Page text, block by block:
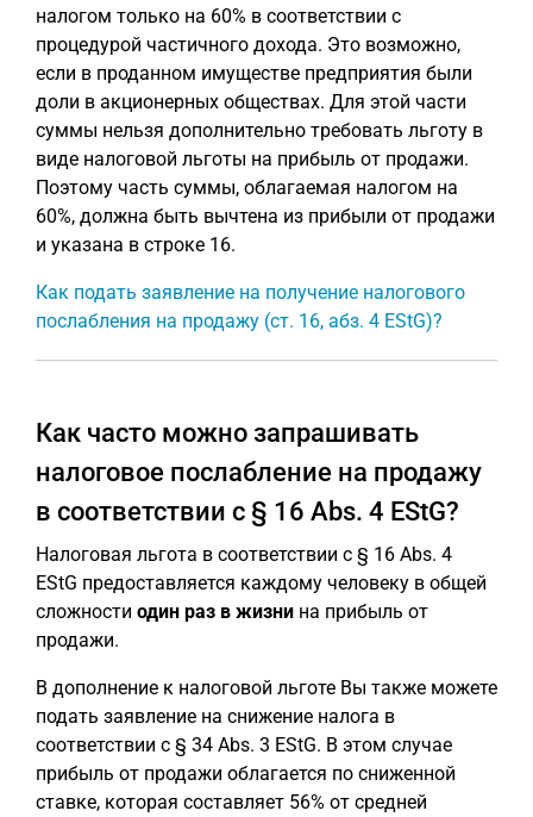
налогом только на 60% в соответствии с
процедурой частичного дохода. Это возможно,
если в проданном имуществе предприятия были
доли в акционерных обществах. Для этой части
суммы нельзя дополнительно требовать льготу в
виде налоговой льготы на прибыль от продажи.
Поэтому часть суммы, облагаемая налогом на
60%, должна быть вычтена из прибыли от продажи
и указана в строке 16.
Как подать заявление на получение налогового
послабления на продажу (ст. 16, абз. 4 EStG)?
Как часто можно запрашивать
налоговое послабление на продажу
в соответствии с § 16 Abs. 4 EStG?
Налоговая льгота в соответствии с § 16 Abs. 4
EStG предоставляется каждому человеку в общей
сложности один раз в жизни на прибыль от
продажи.
В дополнение к налоговой льготе Вы также можете
подать заявление на снижение налога в
соответствии с § 34 Abs. 3 EStG. В этом случае
прибыль от продажи облагается по сниженной
ставке, которая составляет 56% от средней